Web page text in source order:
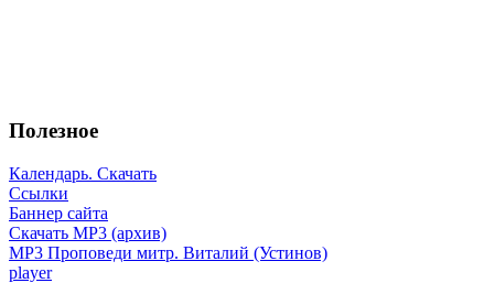
Полезное
Календарь. Скачать
Ссылки
Баннер сайта
Скачать MP3 (архив)
MP3 Проповеди митр. Виталий (Устинов)
player